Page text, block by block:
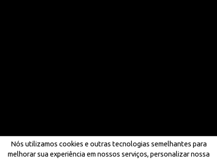
Nós utilizamos cookies e outras tecnologias semelhantes para
melhorar sua experiência em nossos serviços, personalizar nossa